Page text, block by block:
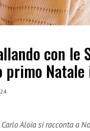
con le
Natale
Aloia si racconta a